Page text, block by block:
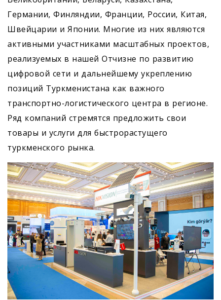
Германии, Финляндии, Франции, России, Китая,
Швейцарии и Японии. Многие из них являются
активными участниками масштабных проектов,
реализуемых в нашей Отчизне по развитию
цифровой сети и дальнейшему укреплению
позиций Туркменистана как важного
транспортно-логистического центра в регионе.
Ряд компаний стремятся предложить свои
товары и услуги для быстрорастущего
туркменского рынка.